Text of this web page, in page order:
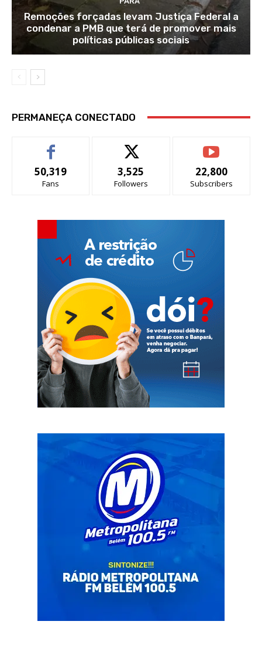
Remoções forçadas levam Justiça Federal a
condenar a PMB que terá de promover mais
políticas públicas sociais
PERMANEÇA CONECTADO
50,319
Fans
3,525
Followers
22,800
Subscribers